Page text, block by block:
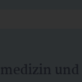
und